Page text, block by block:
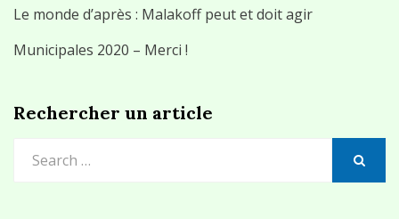
Le monde d’après : Malakoff peut et doit agir
Municipales 2020 – Merci !
Rechercher un article
for: